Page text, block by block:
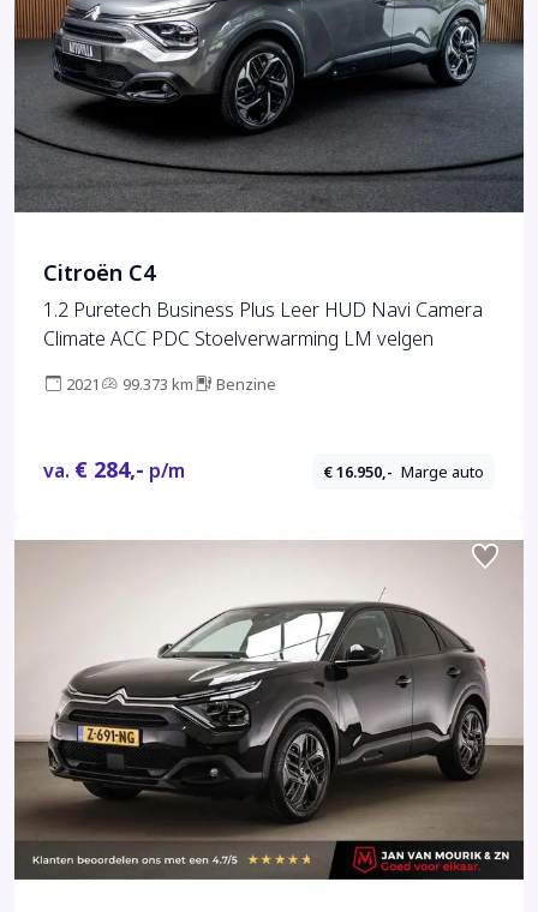
Citroën C4
1.2 Puretech Business Plus Leer HUD Navi Camera
Climate ACC PDC Stoelverwarming LM velgen
2021 99.373 km Benzine
va. € 284,- p/m € 16.950,- Marge auto